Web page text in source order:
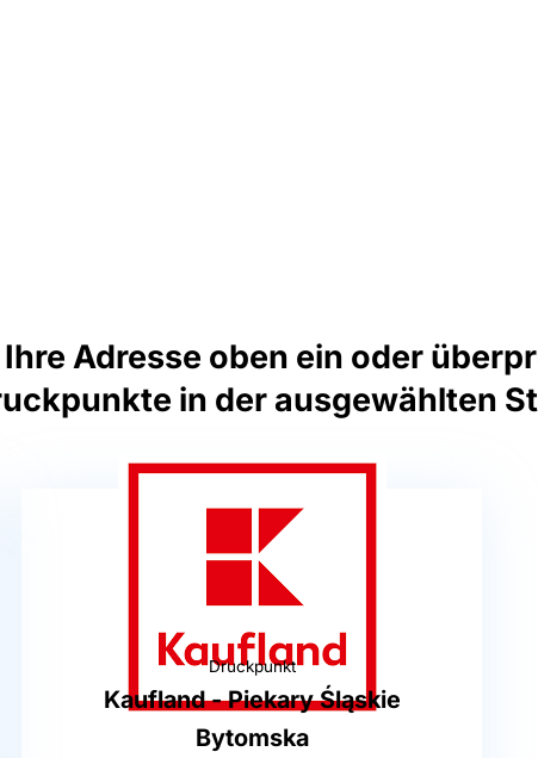
Ihre Adresse oben ein oder
in der ausgewählten
Druckpunkt
Kaufland - Piekary Śląskie
Bytomska